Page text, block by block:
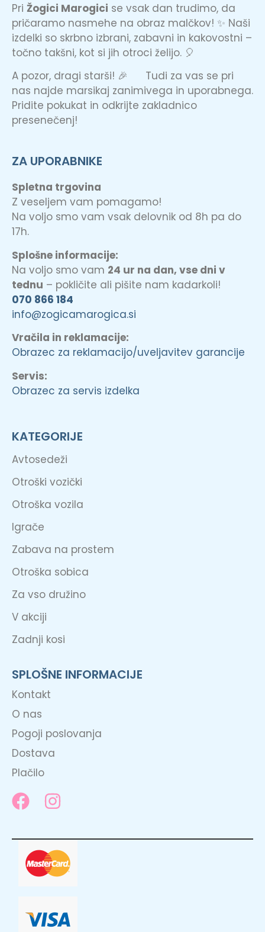
Pri Žogici Marogici se vsak dan trudimo, da
pričaramo nasmehe na obraz malčkov! ✨ Naši
izdelki so skrbno izbrani, zabavni in kakovostni –
točno takšni, kot si jih otroci želijo. 🎈
A pozor, dragi starši! 🎉 Tudi za vas se pri
nas najde marsikaj zanimivega in uporabnega.
Pridite pokukat in odkrijte zakladnico
presenečenj!
ZA UPORABNIKE
Spletna trgovina
Z veseljem vam pomagamo!
Na voljo smo vam vsak delovnik od 8h pa do
17h.
Splošne informacije:
Na voljo smo vam 24 ur na dan, vse dni v
tednu – pokličite ali pišite nam kadarkoli!
070 866 184
info@zogicamarogica.si
Vračila in reklamacije:
Obrazec za reklamacijo/uveljavitev garancije
Servis:
Obrazec za servis izdelka
KATEGORIJE
Avtosedeži
Otroški vozički
Otroška vozila
Igrače
Zabava na prostem
Otroška sobica
Za vso družino
V akciji
Zadnji kosi
SPLOŠNE INFORMACIJE
Kontakt
O nas
Pogoji poslovanja
Dostava
Plačilo